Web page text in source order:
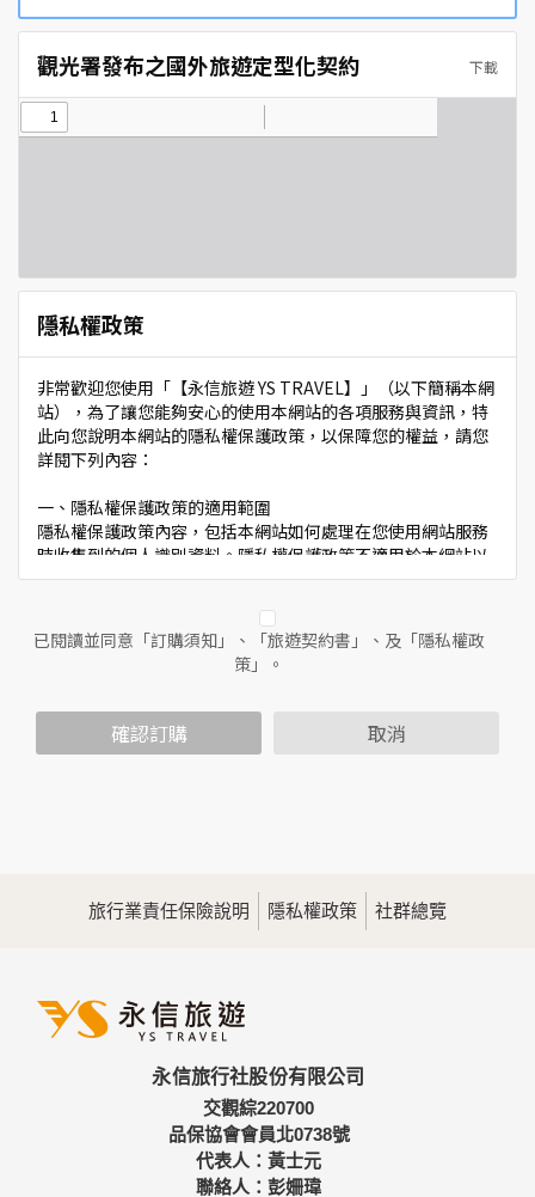
觀光署發布之國外旅遊定型化契約 下載
隱私權政策
非常歡迎您使用「【永信旅遊 YS TRAVEL】」（以下簡稱本網
站），為了讓您能夠安心的使用本網站的各項服務與資訊，特
此向您說明本網站的隱私權保護政策，以保障您的權益，請您
詳閱下列內容：
一、隱私權保護政策的適用範圍
隱私權保護政策內容，包括本網站如何處理在您使用網站服務
時收集到的個人識別資料。隱私權保護政策不適用於本網站以
外的相關連結網站，也不適用於非本網站所委託或參與管理的
二、個人資料的蒐集、處理及利用方式
當您造訪本網站或使用本網站所提供之功能服務時，我們將視
範圍內處理及利用您的個人資料；非經您書面同意，本網站不
會將個人資料用於其他用途。
為提供精確的服務，我們會將收集的問卷調查內容進行統計與
分析，分析結果之統計數據或說明文字呈現，除供內部研究
三、資料之保護
備及必要的安全防護措施，加以保護網站及您的個人資料採用
嚴格的保護措施，只由經過授權的人員才能接觸您的個人資
料，相關處理人員皆簽有保密合約，如有違反保密義務者，將
會受到相關的法律處分。
如因業務需要有必要委託其他單位提供服務時，本網站亦會嚴
已閱讀並同意「訂購須知」、「旅遊契約書」、及「隱私權政
策」。
確認訂購 取消
旅行業責任保險說明 隱私權政策 社群總覽
永信旅行社股份有限公司
交觀綜220700
品保協會會員北0738號
代表人：黃士元
聯絡人：彭姍瑋